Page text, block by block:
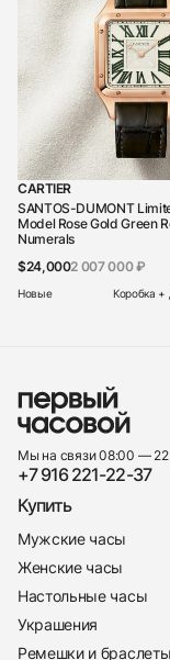
CARTIER
SANTOS-DUMONT
Model Rose Gold Green
Numerals
$24,0002 007 000 ₽
Новые Коробка
Мы на связи 08:00 —
+7 916 221-22-37
Купить
Мужские часы
Женские часы
Настольные часы
Украшения
Ремешки и браслеты